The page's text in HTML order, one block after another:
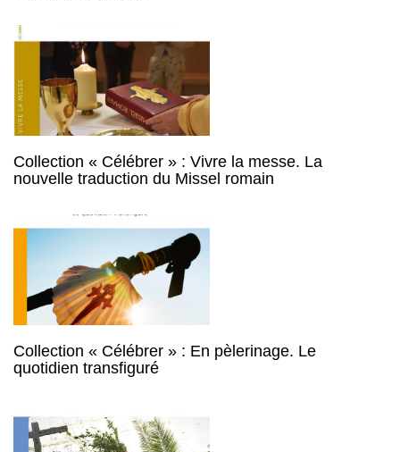
Collection « Célébrer » : Vivre la messe. La
nouvelle traduction du Missel romain
Collection « Célébrer » : En pèlerinage. Le
quotidien transfiguré